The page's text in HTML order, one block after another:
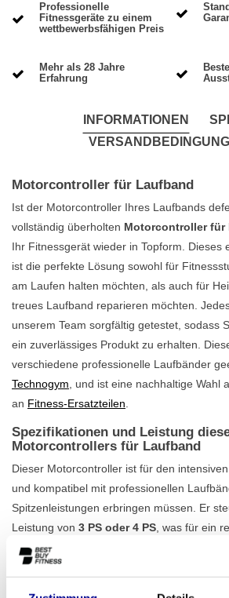
Professionelle
Fitnessgeräte zu einem
wettbewerbsfähigen Preis
Mehr als 28 Jahre
Erfahrung
INFORMATIONEN
Motorcontroller für Laufband
Ist der Motorcontroller Ihres Laufbands
vollständig überholten Motorcontroller für
Ihr Fitnessgerät wieder in Topform. Dieses
ist die perfekte Lösung sowohl für
am Laufen halten möchten, als auch für
treues Laufband reparieren möchten.
unserem Team sorgfältig getestet, sodass
ein zuverlässiges Produkt zu erhalten.
verschiedene professionelle Laufbänder
Technogym , und ist eine nachhaltige Wahl
an Fitness-Ersatzteilen
Spezifikationen und Leistung
Motorcontrollers für Laufband
Dieser Motorcontroller ist für den
und kompatibel mit professionellen
Spitzenleistungen erbringen müssen. Er
Leistung von 3 PS oder 4 PS , was für ein
stabiles Lauferlebnis sorgt. Der Controller
Geschwindigkeiten von bis zu 20 km/h und